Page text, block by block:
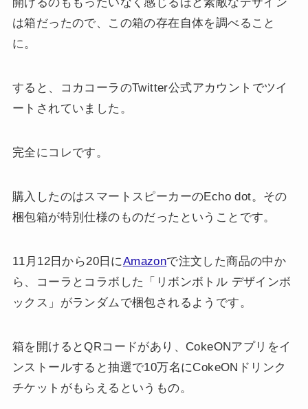
は箱だったので、この箱の存在自体を調べること
に。
すると、コカコーラのTwitter公式アカウントでツイ
ートされていました。
完全にコレです。
購入したのはスマートスピーカーのEcho dot。その
梱包箱が特別仕様のものだったということです。
11月12日から20日にAmazonで注文した商品の中か
ら、コーラとコラボした「リボンボトル デザインボ
ックス」がランダムで梱包されるようです。
箱を開けるとQRコードがあり、CokeONアプリをイ
ンストールすると抽選で10万名にCokeONドリンク
チケットがもらえるというもの。